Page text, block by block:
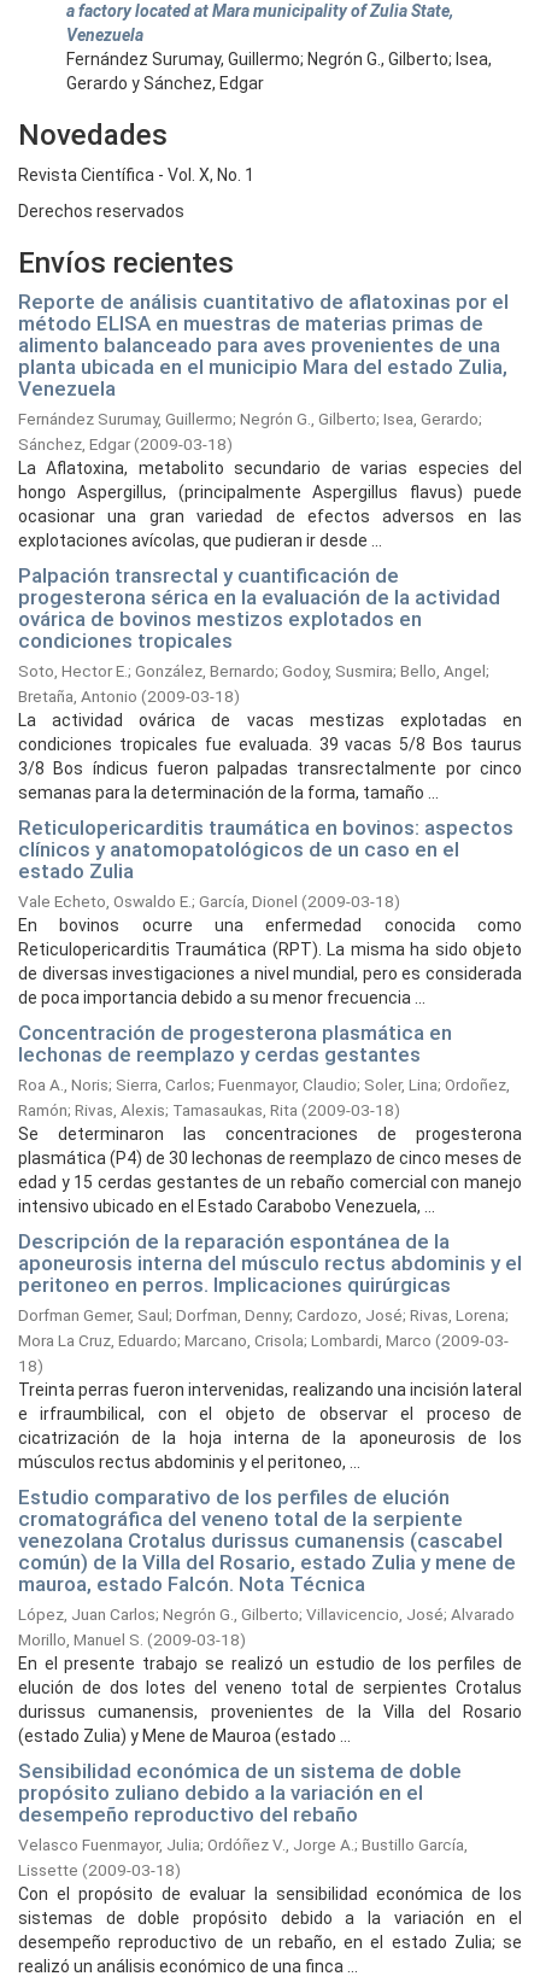
a factory located at Mara municipality of Zulia State,
Venezuela
Fernández Surumay, Guillermo; Negrón G., Gilberto; Isea,
Gerardo y Sánchez, Edgar
Novedades
Revista Científica - Vol. X, No. 1
Derechos reservados
Envíos recientes
Reporte de análisis cuantitativo de aflatoxinas por el
método ELISA en muestras de materias primas de
alimento balanceado para aves provenientes de una
planta ubicada en el municipio Mara del estado Zulia,
Venezuela
Fernández Surumay, Guillermo; Negrón G., Gilberto; Isea, Gerardo;
Sánchez, Edgar(2009-03-18)
La Aflatoxina, metabolito secundario de varias especies del
hongo Aspergillus, (principalmente Aspergillus flavus) puede
ocasionar una gran variedad de efectos adversos en las
explotaciones avícolas, que pudieran ir desde ...
Palpación transrectal y cuantificación de
progesterona sérica en la evaluación de la actividad
ovárica de bovinos mestizos explotados en
condiciones tropicales
Soto, Hector E.; González, Bernardo; Godoy, Susmira; Bello, Angel;
Bretaña, Antonio (2009-03-18)
La actividad ovárica de vacas mestizas explotadas en
condiciones tropicales fue evaluada. 39 vacas 5/8 Bos taurus
3/8 Bos índicus fueron palpadas transrectalmente por cinco
semanas para la determinación de la forma, tamaño ...
Reticulopericarditis traumática en bovinos: aspectos
clínicos y anatomopatológicos de un caso en el
estado Zulia
Vale Echeto, Oswaldo E.; García, Dionel (2009-03-18)
En bovinos ocurre una enfermedad conocida como
Reticulopericarditis Traumática (RPT). La misma ha sido objeto
de diversas investigaciones a nivel mundial, pero es considerada
de poca importancia debido a su menor frecuencia ...
Concentración de progesterona plasmática en
lechonas de reemplazo y cerdas gestantes
Roa A., Noris; Sierra, Carlos; Fuenmayor, Claudio; Soler, Lina; Ordoñez,
Ramón; Rivas, Alexis; Tamasaukas, Rita (2009-03-18)
Se determinaron las concentraciones de progesterona
plasmática (P4) de 30 lechonas de reemplazo de cinco meses de
edad y 15 cerdas gestantes de un rebaño comercial con manejo
intensivo ubicado en el Estado Carabobo Venezuela, ...
Descripción de la reparación espontánea de la
aponeurosis interna del músculo rectus abdominis y el
peritoneo en perros. Implicaciones quirúrgicas
Dorfman Gemer, Saul; Dorfman, Denny; Cardozo, José; Rivas, Lorena;
Mora La Cruz, Eduardo; Marcano, Crisola; Lombardi, Marco (2009-03-
18)
Treinta perras fueron intervenidas, realizando una incisión lateral
e irfraumbilical, con el objeto de observar el proceso de
cicatrización de la hoja interna de la aponeurosis de los
músculos rectus abdominis y el peritoneo, ...
Estudio comparativo de los perfiles de elución
cromatográfica del veneno total de la serpiente
venezolana Crotalus durissus cumanensis (cascabel
común) de la Villa del Rosario, estado Zulia y mene de
mauroa, estado Falcón. Nota Técnica
López, Juan Carlos; Negrón G., Gilberto; Villavicencio, José; Alvarado
Morillo, Manuel S. (2009-03-18)
En el presente trabajo se realizó un estudio de los perfiles de
elución de dos lotes del veneno total de serpientes Crotalus
durissus cumanensis, provenientes de la Villa del Rosario
(estado Zulia) y Mene de Mauroa (estado ...
Sensibilidad económica de un sistema de doble
propósito zuliano debido a la variación en el
desempeño reproductivo del rebaño
Velasco Fuenmayor, Julia; Ordóñez V., Jorge A. ; Bustillo García,
Lissette (2009-03-18)
Con el propósito de evaluar la sensibilidad económica de los
sistemas de doble propósito debido a la variación en el
desempeño reproductivo de un rebaño, en el estado Zulia; se
realizó un análisis económico de una finca ...